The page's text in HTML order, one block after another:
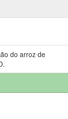
do arroz de